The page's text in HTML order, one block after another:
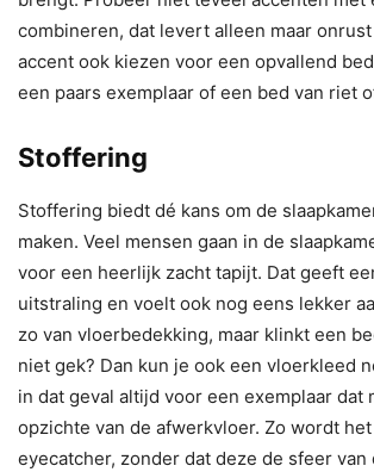
combineren, dat levert alleen maar
accent ook kiezen voor een opvallend
een paars exemplaar of een bed van riet
Stoffering
Stoffering biedt dé kans om de
maken. Veel mensen gaan in de
voor een heerlijk zacht tapijt. Dat geeft
uitstraling en voelt ook nog eens lekker
zo van vloerbedekking, maar klinkt een
niet gek? Dan kun je ook een vloerkleed
in dat geval altijd voor een exemplaar dat
opzichte van de afwerkvloer. Zo wordt
eyecatcher, zonder dat deze de sfeer van